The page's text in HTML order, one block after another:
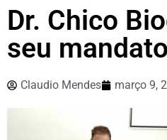
Dr. Chico
seu
Claudio Mendes março 9,